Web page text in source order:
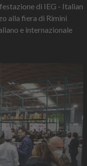
di IEG - Italian
alla fiera di Rimini
e internazionale